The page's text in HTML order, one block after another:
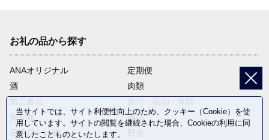
お礼の品から探す
ANAオリジナル
定期便
酒
肉類
魚介類
麺類
日用品・雑貨
当サイトでは、サイト利便性向上のため、クッキー（Cookie）を使
用しています。サイトの閲覧を継続された場合、Cookieの利用に同
意したことものといたします。